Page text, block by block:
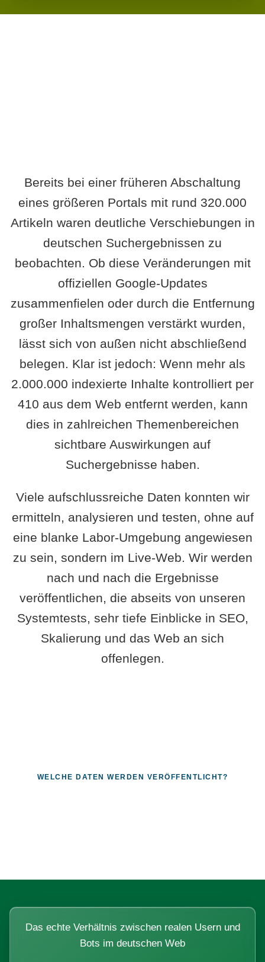
Bereits bei einer früheren Abschaltung
eines größeren Portals mit rund 320.000
Artikeln waren deutliche Verschiebungen in
deutschen Suchergebnissen zu
beobachten. Ob diese Veränderungen mit
offiziellen Google-Updates
zusammenfielen oder durch die Entfernung
großer Inhaltsmengen verstärkt wurden,
lässt sich von außen nicht abschließend
belegen. Klar ist jedoch: Wenn mehr als
2.000.000 indexierte Inhalte kontrolliert per
410 aus dem Web entfernt werden, kann
dies in zahlreichen Themenbereichen
sichtbare Auswirkungen auf
Suchergebnisse haben.
Viele aufschlussreiche Daten konnten wir
ermitteln, analysieren und testen, ohne auf
eine blanke Labor-Umgebung angewiesen
zu sein, sondern im Live-Web. Wir werden
nach und nach die Ergebnisse
veröffentlichen, die abseits von unseren
Systemtests, sehr tiefe Einblicke in SEO,
Skalierung und das Web an sich
offenlegen.
WELCHE DATEN WERDEN VERÖFFENTLICHT?
Das echte Verhältnis zwischen realen Usern und
Bots im deutschen Web